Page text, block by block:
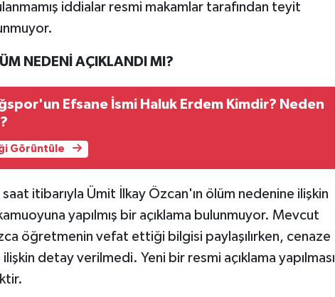
iddialar resmi makamlar tarafından teyit
NEDENİ AÇIKLANDI MI?
Efsane İsmi Haluk Erdem Kimdir? Neden
Görüntüle
saat itibarıyla Ümit İlkay Özcan'ın ölüm nedenine ilişkin
yapılmış bir açıklama bulunmuyor. Mevcut
öğretmenin vefat ettiği bilgisi paylaşılırken, cenaze
detay verilmedi. Yeni bir resmi açıklama yapılması